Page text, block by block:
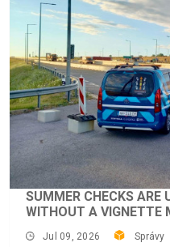
SUMMER CHECKS ARE
WITHOUT A VIGNETTE
Jul 09, 2026 Správy